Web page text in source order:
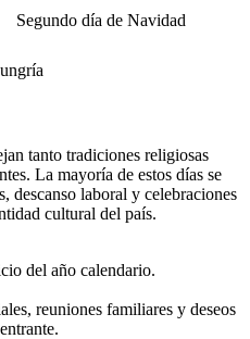
Segundo día de Navidad
tanto tradiciones religiosas
La mayoría de estos días se
descanso laboral y celebraciones
cultural del país.
del año calendario.
reuniones familiares y deseos